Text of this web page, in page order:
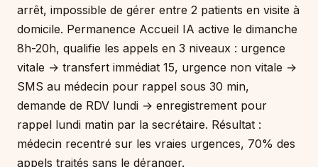
arrêt, impossible de gérer entre 2 patients en visite à
domicile. Permanence Accueil IA active le dimanche
8h-20h, qualifie les appels en 3 niveaux : urgence
vitale → transfert immédiat 15, urgence non vitale →
SMS au médecin pour rappel sous 30 min,
demande de RDV lundi → enregistrement pour
rappel lundi matin par la secrétaire. Résultat :
médecin recentré sur les vraies urgences, 70% des
appels traités sans le déranger.